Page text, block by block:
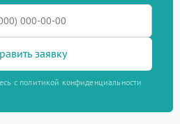
заявку
с политикой конфиденциальности